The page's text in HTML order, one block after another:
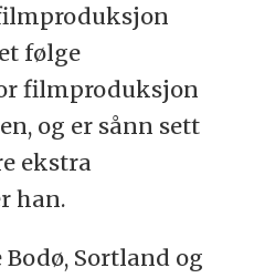
følge
filmproduksjon
og er sånn sett
ekstra
han.
Sortland og